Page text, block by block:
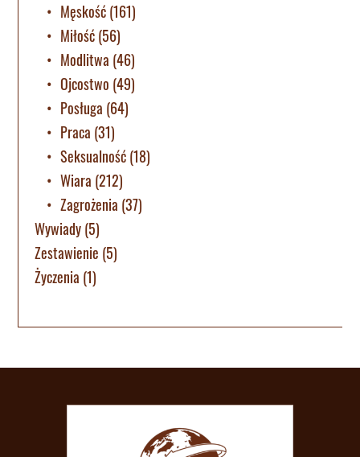
Męskość(161)
Miłość(56)
Modlitwa (46)
Ojcostwo (49)
Posługa (64)
Praca (31)
Seksualność(18)
Wiara (212)
Zagrożenia (37)
Wywiady(5)
Zestawienie (5)
Życzenia (1)